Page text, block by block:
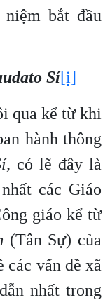
bắt đầu
Sí[i]
qua kể từ khi
hành thông
, có lẽ đây là
các Giáo
giáo kể từ
(Tân Sự) của
vấn đề xã
nhất trong